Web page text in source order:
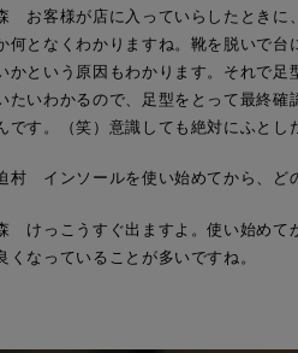
お客様が店に入っていらしたときに
何となくわかりますね。靴を脱いで
かという原因もわかります。それで
たいわかるので、足型をとって最終
です。（笑）意識しても絶対にふとし
村 インソールを使い始めてから、ど
けっこうすぐ出ますよ。使い始めて
くなっていることが多いですね。